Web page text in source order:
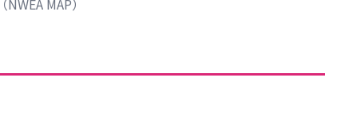
MAP）